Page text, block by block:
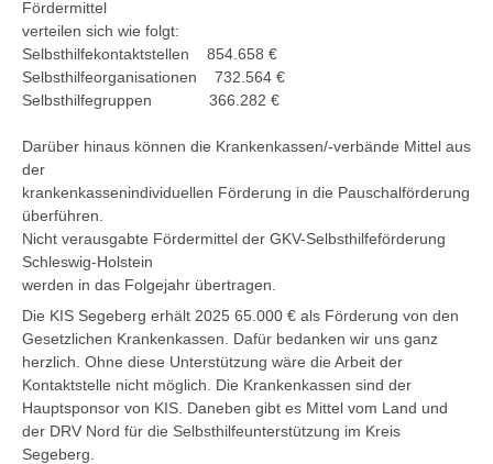
Fördermittel
verteilen sich wie folgt:
Selbsthilfekontaktstellen 854.658 €
Selbsthilfeorganisationen 732.564 €
Selbsthilfegruppen 366.282 €
Darüber hinaus können die Krankenkassen/-verbände Mittel aus
der
krankenkassenindividuellen Förderung in die Pauschalförderung
überführen.
Nicht verausgabte Fördermittel der GKV-Selbsthilfeförderung
Schleswig-Holstein
werden in das Folgejahr übertragen.
Die KIS Segeberg erhält 2025 65.000 € als Förderung von den
Gesetzlichen Krankenkassen. Dafür bedanken wir uns ganz
herzlich. Ohne diese Unterstützung wäre die Arbeit der
Kontaktstelle nicht möglich. Die Krankenkassen sind der
Hauptsponsor von KIS. Daneben gibt es Mittel vom Land und
der DRV Nord für die Selbsthilfeunterstützung im Kreis
Segeberg.